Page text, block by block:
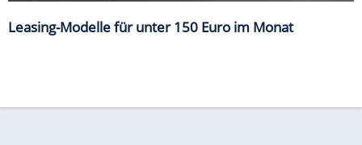
Leasing-Modelle für unter 150 Euro im Monat